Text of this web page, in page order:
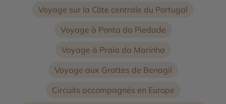
Voyage sur la Côte centrale du Portugal
Voyage à Ponta da Piedade
Voyage à Praia da Marinha
Voyage aux Grottes de Benagil
Circuits accompagnés en Europe